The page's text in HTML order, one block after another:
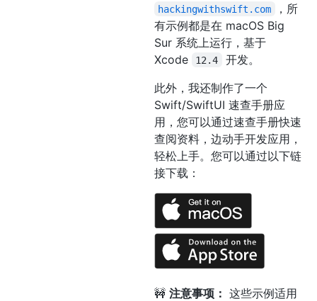
hackingwithswift.com
，所
有示例都是在 macOS Big
Sur 系统上运行，基于
Xcode
12.4
开发。
此外，我还制作了一个
Swift/SwiftUI 速查手册应
用，您可以通过速查手册快速
查阅资料，边动手开发应用，
轻松上手。您可以通过以下链
接下载：
🚧 注意事项： 这些示例适用